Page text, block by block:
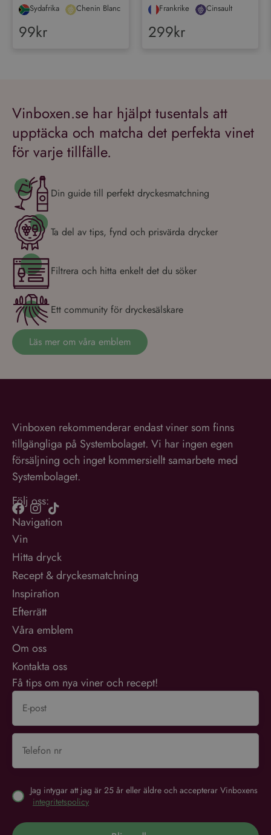
Sydafrika Chenin Blanc
99kr
Frankrike Cinsault
299kr
Vinboxen.se har hjälpt tusentals att
upptäcka och matcha det perfekta vinet
för varje tillfälle.
Din guide till perfekt dryckesmatchning
Ta del av tips, fynd och prisvärda drycker
Filtrera och hitta enkelt det du söker
Ett community för dryckesälskare
Läs mer om våra emblem
Vinboxen rekommenderar endast viner som finns
tillgängliga på Systembolaget. Vi har ingen egen
försäljning och inget kommersiellt samarbete med
Systembolaget.
Följ oss:
Navigation
Vin
Hitta dryck
Recept & dryckesmatchning
Inspiration
Efterrätt
Våra emblem
Om oss
Kontakta oss
Få tips om nya viner och recept!
Jag intygar att jag är 25 år eller äldre och accepterar Vinboxens
integritetspolicy